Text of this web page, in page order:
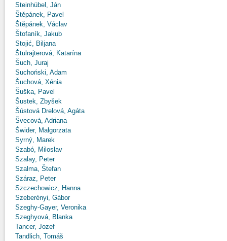
Steinhübel, Ján
Štěpánek, Pavel
Štěpánek, Václav
Štofaník, Jakub
Stojić, Biljana
Štulrajterová, Katarína
Šuch, Juraj
Suchoński, Adam
Šuchová, Xénia
Šuška, Pavel
Šustek, Zbyšek
Šústová Drelová, Agáta
Švecová, Adriana
Świder, Małgorzata
Syrný, Marek
Szabó, Miloslav
Szalay, Peter
Szalma, Štefan
Száraz, Peter
Szczechowicz, Hanna
Szeberényi, Gábor
Szeghy-Gayer, Veronika
Szeghyová, Blanka
Tancer, Jozef
Tandlich, Tomáš